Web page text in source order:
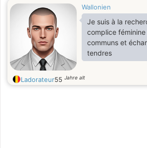
Wallonien
Je suis à la
complice
communs et
tendres
Ladorateur55 Jahre alt